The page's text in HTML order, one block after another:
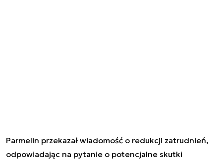
Parmelin przekazał wiadomość o redukcji zatrudnień,
odpowiadając na pytanie o potencjalne skutki